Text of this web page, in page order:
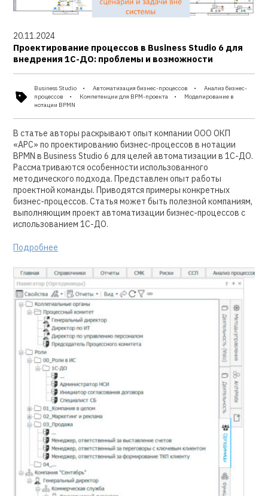
20.11.2024
Проектирование процессов в Business Studio 6 для
внедрения 1С-ДО: проблемы и возможности
Business Studio Автоматизация бизнес-процессов
Анализ бизнес-
процессов
Компетенции для BPM-проекта
Моделирование в
нотации BPMN
В статье авторы раскрывают опыт компании ООО ОКП
«АРС» по проектированию бизнес-процессов в нотации
BPMN в Business Studio 6 для целей автоматизации в 1С-ДО.
Рассматриваются особенности использованного
методического подхода. Представлен опыт работы
проектной команды. Приводятся примеры конкретных
бизнес-процессов. Статья может быть полезной компаниям,
выполняющим проект автоматизации бизнес-процессов с
использованием 1С-ДО.
Подробнее